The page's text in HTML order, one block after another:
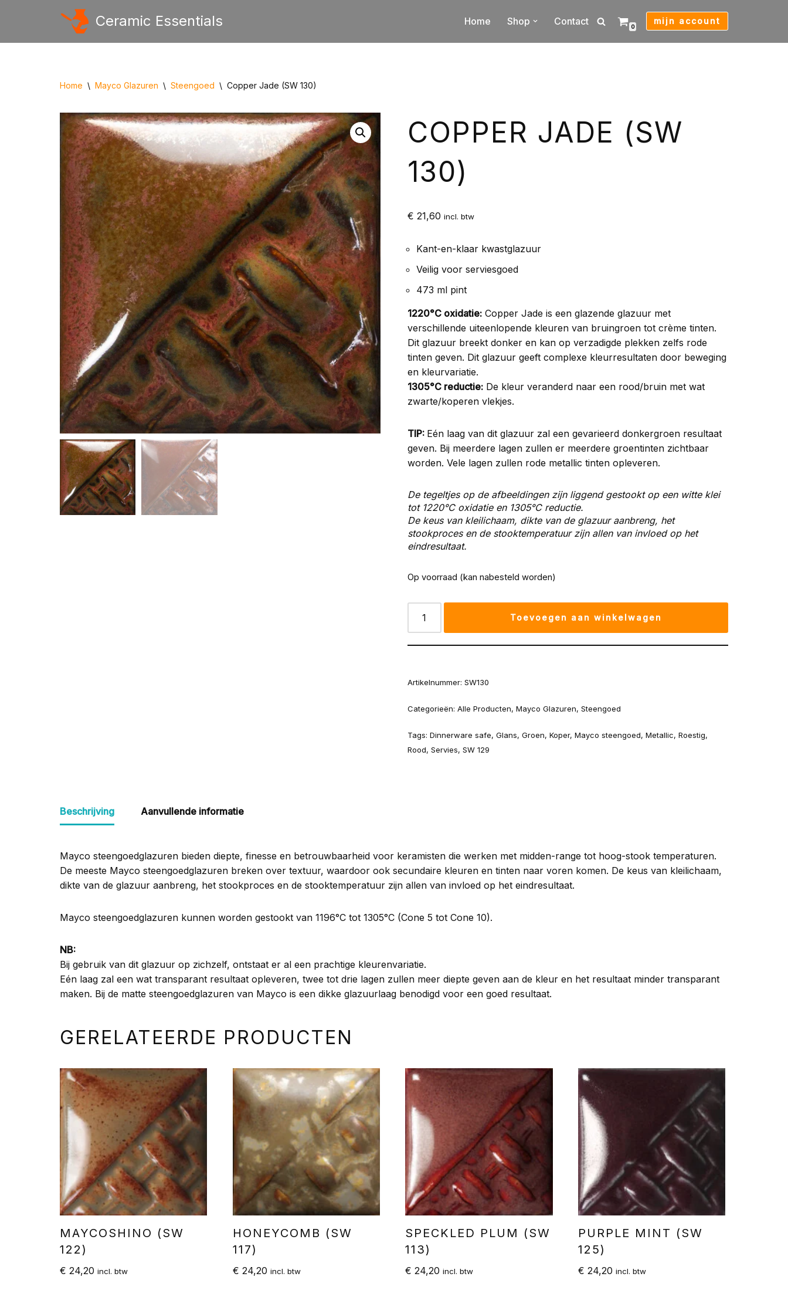
naar
Ceramic Essentials Home Shop Contact 0
mijn account
Home \ Mayco Glazuren \ Steengoed \ Copper Jade (SW 130)
COPPER JADE (SW
130)
€ 21,60 incl. btw
Kant-en-klaar kwastglazuur
Veilig voor serviesgoed
473 ml pint
1220°C oxidatie:Copper Jade is een glazende glazuur met
verschillende uiteenlopende kleuren van bruingroen tot crème tinten.
Dit glazuur breekt donker en kan op verzadigde plekken zelfs rode
tinten geven. Dit glazuur geeft complexe kleurresultaten door beweging
en kleurvariatie.
1305°C reductie:De kleur veranderd naar een rood/bruin met wat
zwarte/koperen vlekjes.
TIP: Eén laag van dit glazuur zal een gevarieerd donkergroen resultaat
geven. Bij meerdere lagen zullen er meerdere groentinten zichtbaar
worden. Vele lagen zullen rode metallic tinten opleveren.
De tegeltjes op de afbeeldingen zijn liggend gestookt op een witte klei
tot 1220°C oxidatie en 1305°C reductie.
De keus van kleilichaam, dikte van de glazuur aanbreng, het
stookproces en de stooktemperatuur zijn allen van invloed op het
eindresultaat.
Op voorraad (kan nabesteld worden)
Toevoegen aan winkelwagen
Artikelnummer: SW130
Categorieën: Alle Producten, Mayco Glazuren, Steengoed
Tags: Dinnerware safe, Glans, Groen, Koper, Mayco steengoed, Metallic, Roestig,
Rood, Servies, SW 129
Beschrijving Aanvullende informatie
Mayco steengoedglazuren bieden diepte, finesse en betrouwbaarheid voor keramisten die werken met midden-range tot hoog-stook temperaturen.
De meeste Mayco steengoedglazuren breken over textuur, waardoor ook secundaire kleuren en tinten naar voren komen. De keus van kleilichaam,
dikte van de glazuur aanbreng, het stookproces en de stooktemperatuur zijn allen van invloed op het eindresultaat.
Mayco steengoedglazuren kunnen worden gestookt van 1196°C tot 1305°C (Cone 5 tot Cone 10).
NB:
Bij gebruik van dit glazuur op zichzelf, ontstaat er al een prachtige kleurenvariatie.
Eén laag zal een wat transparant resultaat opleveren, twee tot drie lagen zullen meer diepte geven aan de kleur en het resultaat minder transparant
maken. Bij de matte steengoedglazuren van Mayco is een dikke glazuurlaag benodigd voor een goed resultaat.
GERELATEERDE PRODUCTEN
MAYCOSHINO (SW
122)
€ 24,20 incl. btw
HONEYCOMB (SW
117)
€ 24,20 incl. btw
SPECKLED PLUM (SW
113)
€ 24,20 incl. btw
PURPLE MINT (SW
125)
€ 24,20 incl. btw